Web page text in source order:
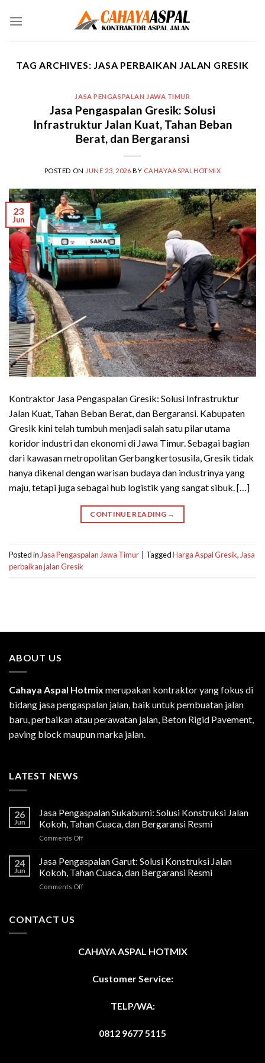
TAG ARCHIVES: JASA PERBAIKAN JALAN GRESIK
JASA PENGASPALAN JAWA TIMUR
Jasa Pengaspalan Gresik: Solusi
Infrastruktur Jalan Kuat, Tahan Beban
Berat, dan Bergaransi
POSTED ON JUNE 23, 2026 BY CAHAYAASPALHOTMIX
23
Jun
Kontraktor Jasa Pengaspalan Gresik: Solusi Infrastruktur
Jalan Kuat, Tahan Beban Berat, dan Bergaransi. Kabupaten
Gresik kini telah tumbuh menjadi salah satu pilar utama
koridor industri dan ekonomi di Jawa Timur. Sebagai bagian
dari kawasan metropolitan Gerbangkertosusila, Gresik tidak
hanya dikenal dengan warisan budaya dan industrinya yang
maju, tetapi juga sebagai hub logistik yang sangat sibuk. […]
CONTINUE READING →
Posted inJasa Pengaspalan Jawa Timur TaggedHarga Aspal Gresik,Jasa
perbaikan jalan Gresik
ABOUT US
Cahaya Aspal Hotmix merupakan kontraktor yang fokus di
bidang jasa pengaspalan jalan, baik untuk pembuatan jalan
baru, perbaikan atau perawatan jalan, Beton Rigid Pavement,
paving block maupun marka jalan.
LATEST NEWS
26
Jun
Jasa Pengaspalan Sukabumi: Solusi Konstruksi Jalan
Kokoh, Tahan Cuaca, dan Bergaransi Resmi
Comments Offon
Pengaspalan
Sukabumi:
Solusi
Konstruksi
Bergaransi
24
Jun
Jasa Pengaspalan Garut: Solusi Konstruksi Jalan
Kokoh, Tahan Cuaca, dan Bergaransi Resmi
Comments Offon
Kokoh,
Cuaca,
CONTACT US
CAHAYA ASPAL HOTMIX
Customer Service:
TELP/WA:
0812 9677 5115